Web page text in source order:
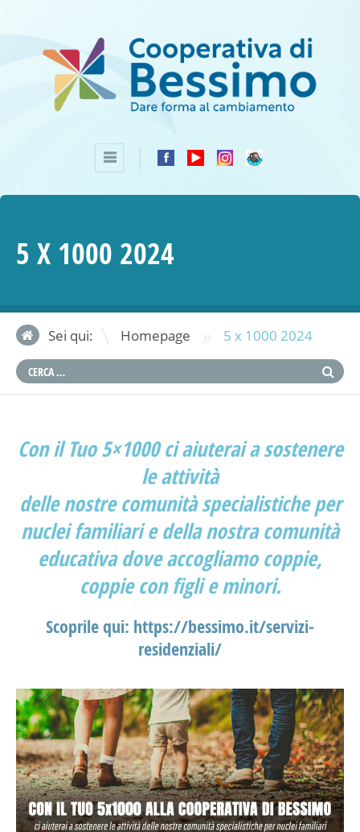
5 X 1000 2024
Sei qui: Homepage » 5 x 1000 2024
Con il Tuo 5×1000 ci aiuterai a sostenere
le attività
delle nostre comunità specialistiche per
nuclei familiari e della nostra comunità
educativa dove accogliamo coppie,
coppie con figli e minori.
Scoprile qui: https://bessimo.it/servizi-
residenziali/